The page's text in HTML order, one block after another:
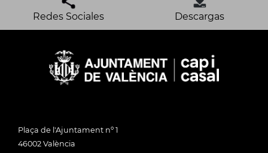
Redes Sociales Descargas
Plaça de l'Ajuntament nº 1
46002 València